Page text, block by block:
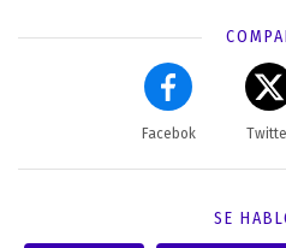
Facebok
SE